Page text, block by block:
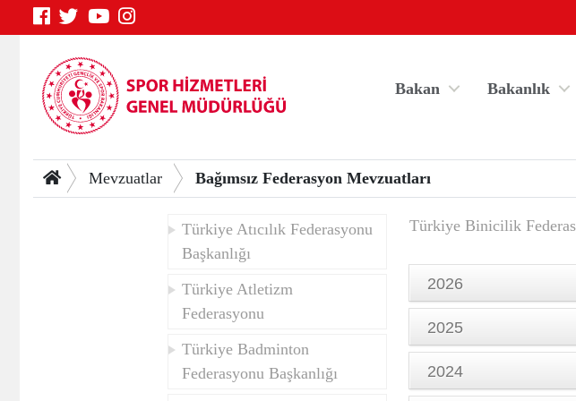
Bakan Bakanlık
Mevzuatlar Bağımsız Federasyon Mevzuatları
Türkiye Atıcılık Federasyonu
Başkanlığı
Türkiye Atletizm
Federasyonu
Türkiye Badminton
Federasyonu Başkanlığı
Türkiye Binicilik
2026
Hizmet Pasaportu
Onay
Ödül ve Yardım
2025
Antrenör Eğitimi
Onay
2024
Genç Bilgi Sistemi